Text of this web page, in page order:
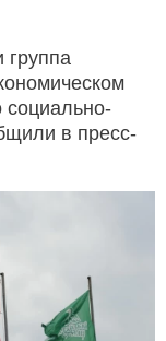
группа
в пресс-